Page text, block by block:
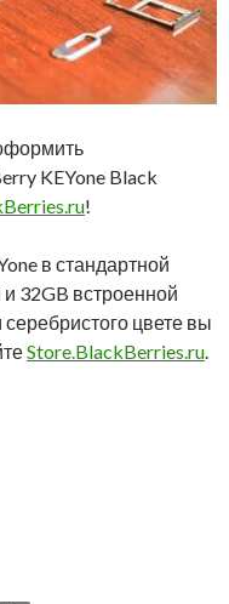
KEYone Black
!
в стандартной
32GB встроенной
цвете вы
Store.BlackBerries.ru.